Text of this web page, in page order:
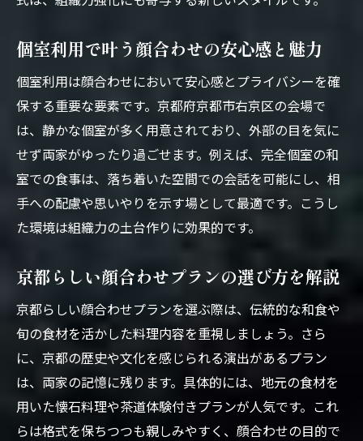
個室とカジュアルを両立する会場選び術
カジュアル派に人気の顔合わせプラン紹介
顔合わせの雰囲気作りで組織力を高める方
法
組織力アップを目指す顔合わせ成功の秘訣
顔合わせで組織力を高めるコミュニケーシ
ョン法
京都らしい演出が組織力向上に与える影響
カジュアルな場面での組織力アップ術
両家の絆を深める顔合わせマナーを解説
顔合わせ会場選びと組織力の密接な関係
顔合わせプラン選びで失敗しないコツを紹介
顔合わせプランの選び方と比較ポイント
京都の顔合わせプランで注目すべき要素
個室利用で叶う顔合わせの安心感と魅力
個室利用は顔合わせにおいて安心感とプライバシーを確
保する重要な要素です。京都府京都市右京区の会場で
は、静かな個室が多く用意されており、外部の目を気に
せず両家がゆったり過ごせます。例えば、完全個室の和
室での食事は、落ち着いた空間での会話を可能にし、相
手への配慮や思いやりを示す場として最適です。こうし
た環境は組織力の土台作りに効果的です。
京都らしい顔合わせプランの選び方を解説
京都らしい顔合わせプランを選ぶ際は、伝統的な和食や
旬の食材を活かした料理内容を重視しましょう。さら
に、京都の歴史や文化を感じられる演出があるプラン
は、両家の記憶に残ります。具体的には、地元の食材を
用いた懐石料理や茶道体験付きプランが人気です。これ
らは格式を保ちつつも親しみやすく、顔合わせの目的で